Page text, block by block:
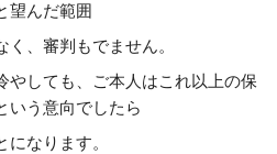
望んだ範囲
、審判もでません。
やしても、ご本人はこれ以上の保
いう意向でしたら
なります。